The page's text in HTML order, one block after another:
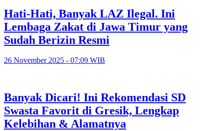
Hati-Hati, Banyak LAZ Ilegal. Ini
Lembaga Zakat di Jawa Timur yang
Sudah Berizin Resmi
26 November 2025 - 07:09 WIB
Banyak Dicari! Ini Rekomendasi SD
Swasta Favorit di Gresik, Lengkap
Kelebihan & Alamatnya